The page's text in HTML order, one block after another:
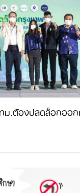
ม.ต้องปลดล็อกออ